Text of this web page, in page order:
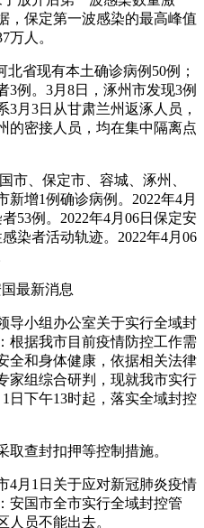
，保定第一波感染的最高峰值
万人。
北省现有本土确诊病例50例；
3例。3月8日，涿州市发现3例
月3日从甘肃兰州返涿人员，
的密接人员，均在集中隔离点
市、保定市、容城、涿州、
新增1例确诊病例。2022年4月
53例。2022年4月06日保定安
染者活动轨迹。2022年4月06
最新消息
导小组办公室关于实行全域封
根据我市目前疫情防控工作需
全和身体健康，依据相关法律
家组综合研判，现就我市实行
日下午13时起，落实全域封控
查封扣押等控制措施。
4月1日关于应对新冠肺炎疫情
安国市全市实行全域封控管
人员不能出去。